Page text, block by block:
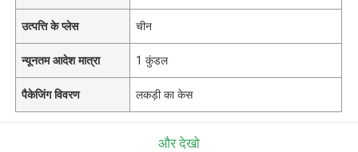
उत्पत्ति के प्लेस चीन
न्यूनतम आदेश मात्रा 1 कुंडल
पैकेजिंग विवरण लकड़ी का केस
और देखो